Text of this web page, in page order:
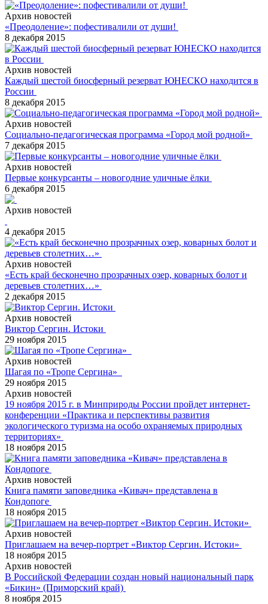
Архив новостей
«Преодоление»: пофестивалили от души!
8 декабря 2015
Архив новостей
Каждый шестой биосферный резерват ЮНЕСКО находится в
России
8 декабря 2015
Архив новостей
Социально-педагогическая программа «Город мой родной»
7 декабря 2015
Архив новостей
Первые конкурсанты – новогодние уличные ёлки
6 декабря 2015
Архив новостей
4 декабря 2015
Архив новостей
«Есть край бесконечно прозрачных озер, коварных болот и
деревьев столетних…»
2 декабря 2015
Архив новостей
Виктор Сергин. Истоки
29 ноября 2015
Архив новостей
Шагая по «Тропе Сергина»
29 ноября 2015
Архив новостей
19 ноября 2015 г. в Минприроды России пройдет интернет-
конференции «Практика и перспективы развития
экологического туризма на особо охраняемых природных
территориях»
18 ноября 2015
Архив новостей
Книга памяти заповедника «Кивач» представлена в
Кондопоге
18 ноября 2015
Архив новостей
Приглашаем на вечер-портрет «Виктор Сергин. Истоки»
18 ноября 2015
Архив новостей
В Российской Федерации создан новый национальный парк
«Бикин» (Приморский край)
8 ноября 2015